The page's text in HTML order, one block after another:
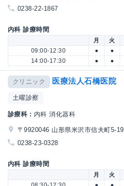
0238-22-1867
内科 診療時間
月 火
09:00-12:30
● ●
14:00-17:30
● ●
クリニック 医療法人石橋医院
土曜診察
診療科： 内科 消化器科
〒9920046 山形県米沢市信夫町5-19
0238-23-0328
内科 診療時間
月 火